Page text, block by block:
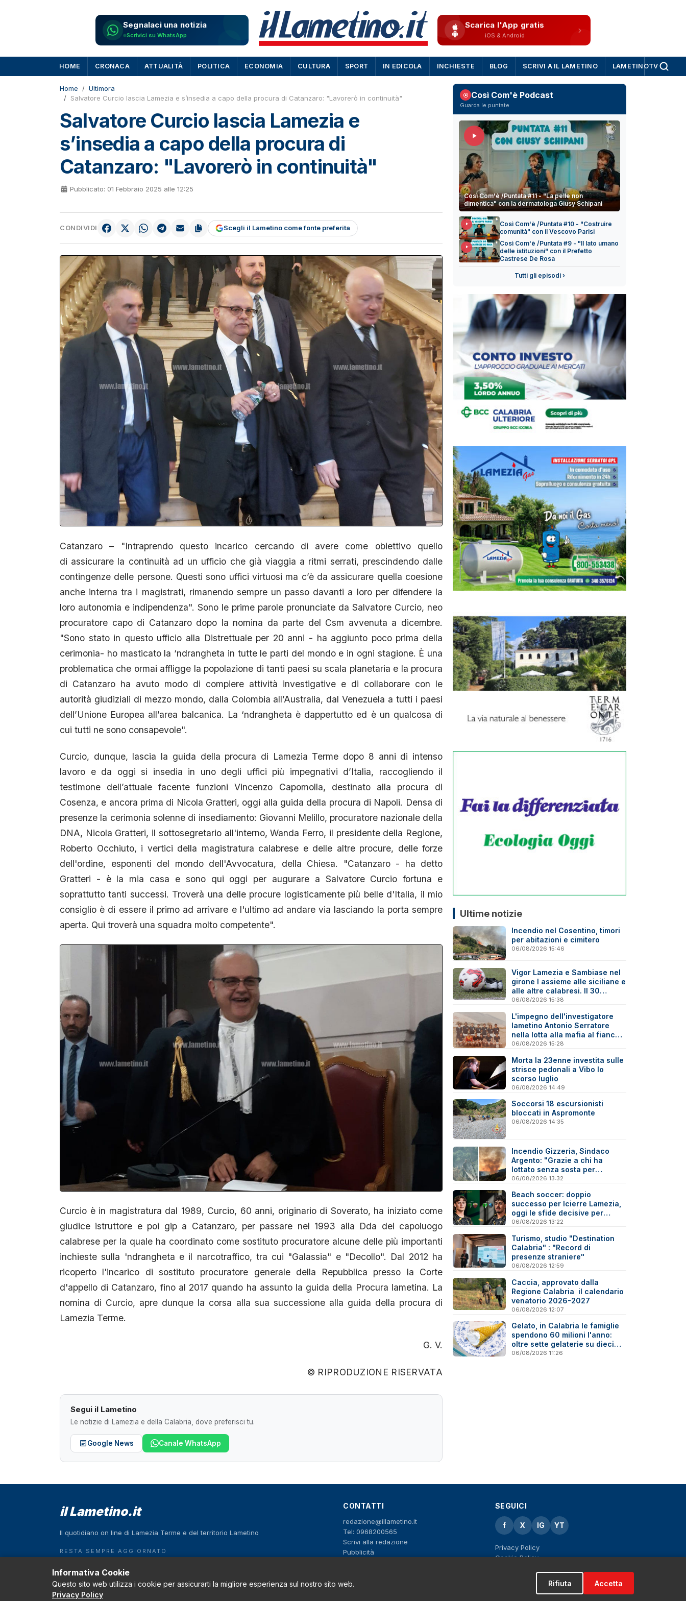
Segnalaci una notizia
Scrivici su WhatsApp
Scarica l'App gratis
iOS & Android
HOME CRONACA ATTUALITÀ POLITICA ECONOMIA CULTURA SPORT IN EDICOLA INCHIESTE BLOG SCRIVI A IL LAMETINO LAMETINOTV
Home
Ultimora
Salvatore Curcio lascia Lamezia e s’insedia a capo della procura di Catanzaro: "Lavorerò in continuità"
Salvatore Curcio lascia Lamezia e
s’insedia a capo della procura di
Catanzaro: "Lavorerò in continuità"
Pubblicato: 01 Febbraio 2025 alle 12:25
CONDIVIDI Scegli il Lametino come fonte preferita
Catanzaro – "Intraprendo questo incarico cercando di avere come obiettivo quello
di assicurare la continuità ad un ufficio che già viaggia a ritmi serrati, prescindendo dalle
contingenze delle persone. Questi sono uffici virtuosi ma c’è da assicurare quella coesione
anche interna tra i magistrati, rimanendo sempre un passo davanti a loro per difendere la
loro autonomia e indipendenza". Sono le prime parole pronunciate da Salvatore Curcio, neo
procuratore capo di Catanzaro dopo la nomina da parte del Csm avvenuta a dicembre.
"Sono stato in questo ufficio alla Distrettuale per 20 anni - ha aggiunto poco prima della
cerimonia- ho masticato la ‘ndrangheta in tutte le parti del mondo e in ogni stagione. È una
problematica che ormai affligge la popolazione di tanti paesi su scala planetaria e la procura
di Catanzaro ha avuto modo di compiere attività investigative e di collaborare con le
autorità giudiziali di mezzo mondo, dalla Colombia all’Australia, dal Venezuela a tutti i paesi
dell’Unione Europea all’area balcanica. La ‘ndrangheta è dappertutto ed è un qualcosa di
cui tutti ne sono consapevole".
Curcio, dunque, lascia la guida della procura di Lamezia Terme dopo 8 anni di intenso
lavoro e da oggi si insedia in uno degli uffici più impegnativi d’Italia, raccogliendo il
testimone dell’attuale facente funzioni Vincenzo Capomolla, destinato alla procura di
Cosenza, e ancora prima di Nicola Gratteri, oggi alla guida della procura di Napoli. Densa di
presenze la cerimonia solenne di insediamento: Giovanni Melillo, procuratore nazionale della
DNA, Nicola Gratteri, il sottosegretario all'interno, Wanda Ferro, il presidente della Regione,
Roberto Occhiuto, i vertici della magistratura calabrese e delle altre procure, delle forze
dell'ordine, esponenti del mondo dell'Avvocatura, della Chiesa. "Catanzaro - ha detto
Gratteri - è la mia casa e sono qui oggi per augurare a Salvatore Curcio fortuna e
soprattutto tanti successi. Troverà una delle procure logisticamente più belle d'Italia, il mio
consiglio è di essere il primo ad arrivare e l'ultimo ad andare via lasciando la porta sempre
aperta. Qui troverà una squadra molto competente".
Curcio è in magistratura dal 1989, Curcio, 60 anni, originario di Soverato, ha iniziato come
giudice istruttore e poi gip a Catanzaro, per passare nel 1993 alla Dda del capoluogo
calabrese per la quale ha coordinato come sostituto procuratore alcune delle più importanti
inchieste sulla 'ndrangheta e il narcotraffico, tra cui "Galassia" e "Decollo". Dal 2012 ha
ricoperto l'incarico di sostituto procuratore generale della Repubblica presso la Corte
d'appello di Catanzaro, fino al 2017 quando ha assunto la guida della Procura lametina. La
nomina di Curcio, apre dunque la corsa alla sua successione alla guida della procura di
Lamezia Terme.
G. V.
© RIPRODUZIONE RISERVATA
Segui il Lametino
Le notizie di Lamezia e della Calabria, dove preferisci tu.
Google News Canale WhatsApp
Così Com'è Podcast
Guarda le puntate
Così Com'è /Puntata #11 - "La pelle non
dimentica" con la dermatologa Giusy Schipani
Così Com'è /Puntata #10 - "Costruire
comunità" con il Vescovo Parisi
Così Com'è /Puntata #9 - "Il lato umano
delle istituzioni" con il Prefetto
Castrese De Rosa
Tutti gli episodi ›
Ultime notizie
Incendio nel Cosentino, timori
per abitazioni e cimitero
06/08/2026 15:46
Vigor Lamezia e Sambiase nel
girone I assieme alle siciliane e
alle altre calabresi. Il 30
agosto stracittadina di Coppa
06/08/2026 15:38
L'impegno dell'investigatore
lametino Antonio Serratore
nella lotta alla mafia al fianco
di Ninni Cassarà
06/08/2026 15:28
Morta la 23enne investita sulle
strisce pedonali a Vibo lo
scorso luglio
06/08/2026 14:49
Soccorsi 18 escursionisti
bloccati in Aspromonte
06/08/2026 14:35
Incendio Gizzeria, Sindaco
Argento: "Grazie a chi ha
lottato senza sosta per
difendere il nostro territorio"
06/08/2026 13:32
Beach soccer: doppio
successo per Icierre Lamezia,
oggi le sfide decisive per
salvezza e scudetto Under 20
06/08/2026 13:22
Turismo, studio "Destination
Calabria" : "Record di
presenze straniere"
06/08/2026 12:59
Caccia, approvato dalla
Regione Calabria il calendario
venatorio 2026-2027
06/08/2026 12:07
Gelato, in Calabria le famiglie
spendono 60 milioni l'anno:
oltre sette gelaterie su dieci
sono artigiane
06/08/2026 11:26
il Lametino.it
Il quotidiano on line di Lamezia Terme e del territorio Lametino
RESTA SEMPRE AGGIORNATO
Download on the
App Store
GET IT ON
Google Play
CONTATTI
redazione@illametino.it
Tel: 0968200565
Scrivi alla redazione
Pubblicità
SEGUICI
f X IG YT
Privacy Policy
Cookie Policy
Informativa Cookie
Questo sito web utilizza i cookie per assicurarti la migliore esperienza sul nostro sito web.
Privacy Policy
Rifiuta Accetta